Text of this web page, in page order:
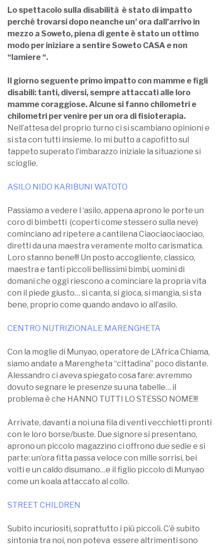
Lo spettacolo sulla disabilità è stato di impatto
perché trovarsi dopo neanche un’ ora dall’arrivo in
mezzo a Soweto, piena di gente è stato un ottimo
modo per iniziare a sentire Soweto CASA e non
“lamiere “.
Il giorno seguente primo impatto con mamme e figli
disabili: tanti, diversi, sempre attaccati alle loro
mamme coraggiose. Alcune si fanno chilometri e
chilometri per venire per un ora di fisioterapia.
Nell’attesa del proprio turno ci si scambiano opinioni e
si sta con tutti insieme. Io mi butto a capofitto sul
tappeto superato l’imbarazzo iniziale la situazione si
scioglie.
ASILO NIDO KARIBUNI WATOTO
Passiamo a vedere l ‘asilo, appena aprono le porte un
coro di bimbetti (coperti come stessero sulla neve)
cominciano ad ripetere a cantilena Ciaociaociaociao,
diretti da una maestra veramente molto carismatica.
Loro stanno bene!!! Un posto accogliente, classico,
maestra e tanti piccoli bellissimi bimbi, uomini di
domani che oggi riescono a cominciare la propria vita
con il piede giusto… si canta, si gioca, si mangia, si sta
bene, proprio come quando andavo io all’asilo.
CENTRO NUTRIZIONALE MARENGHETA
Con la moglie di Munyao, operatore de L’Africa Chiama,
siamo andate a Marengheta “cittadina” poco distante.
Alessandro ci aveva spiegato cosa fare: avremmo
dovuto segnare le presenze su una tabelle… il
problema è che HANNO TUTTI LO STESSO NOME!!!
Arrivate, davanti a noi una fila di venti vecchietti pronti
con le loro borse/buste. Due signore si presentano,
aprono un piccolo magazzino ci offrono due sedie e si
parte: un’ora fitta passa veloce con mille sorrisi, bei
volti e un caldo disumano…e il figlio piccolo di Munyao
come un koala attaccato al collo.
STREET CHILDREN
Subito incuriositi, soprattutto i più piccoli. C’è subito
sintonia tra noi, non poteva essere altrimenti sono